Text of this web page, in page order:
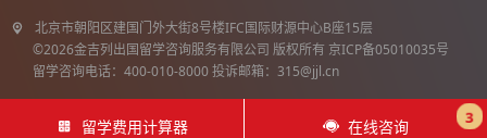
北京市朝阳区建国门外大街8号楼IFC国际财源中心B座15层
©2026金吉列出国留学咨询服务有限公司 版权所有 京ICP备05010035号
留学咨询电话：400-010-8000 投诉邮箱：315@jjl.cn
留学费用计算器 在线咨询 3